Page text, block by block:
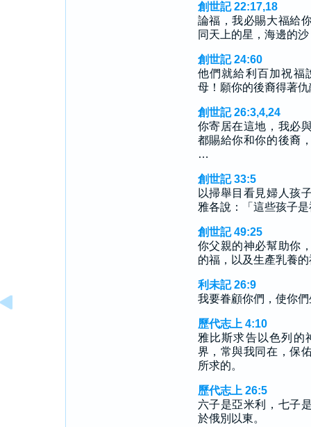
創世記 22:17,18
論福，我必賜大福給
同天上的星，海邊的
創世記 24:60
他們就給利百加祝福
母！願你的後裔得著仇
創世記 26:3,4,24
你寄居在這地，我必
都賜給你和你的後裔
…
創世記 33:5
以掃舉目看見婦人孩
雅各說：「這些孩子是
創世記 49:25
你父親的神必幫助你
的福，以及生產乳養的
利未記 26:9
我要眷顧你們，使你們
歷代志上 4:10
雅比斯求告以色列的
界，常與我同在，保
所求的。
歷代志上 26:5
六子是亞米利，七子
於俄別以東。